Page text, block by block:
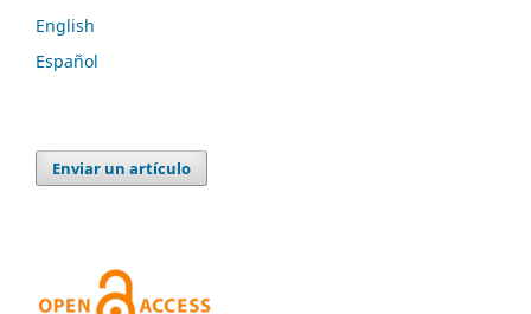
English
Español
Enviar un artículo